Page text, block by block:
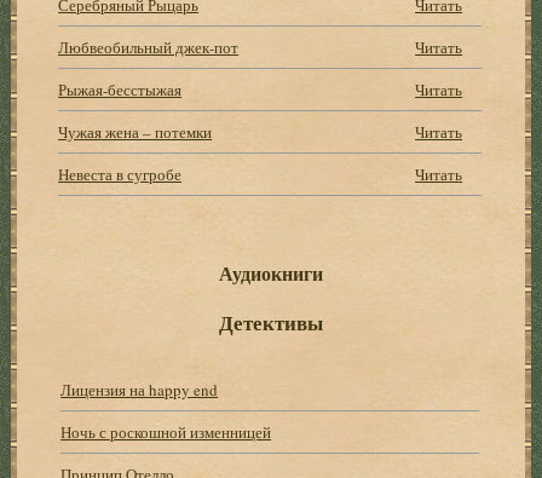
Серебряный Рыцарь
Читать
Любвеобильный джек-пот
Читать
Рыжая-бесстыжая
Читать
Чужая жена – потемки
Читать
Невеста в сугробе
Читать
Аудиокниги
Детективы
Лицензия на happy end
Ночь с роскошной изменницей